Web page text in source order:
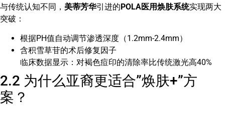
与传统认知不同， 美蒂芳华引进的 POLA医用焕肤系统实现两大
突破：
根据PH值自动调节渗透深度（1.2mm-2.4mm）
含积雪草苷的术后修复因子
临床数据显示：对褐色痘印的清除率比传统激光高40%
2.2 为什么亚裔更适合”焕肤+”方
案？